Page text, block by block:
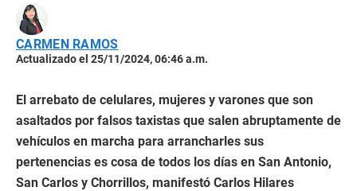
CARMEN RAMOS
Actualizado el 25/11/2024, 06:46 a.m.
El arrebato de celulares, mujeres y varones que son
asaltados por falsos taxistas que salen abruptamente de
vehículos en marcha para arrancharles sus
pertenencias es cosa de todos los días en San Antonio,
San Carlos y Chorrillos, manifestó Carlos Hilares